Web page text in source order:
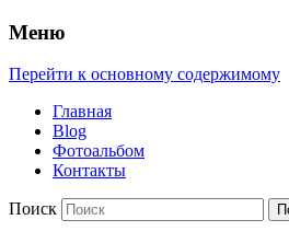
Меню
Перейти к основному содержимому
Главная
Blog
Фотоальбом
Контакты
Поиск